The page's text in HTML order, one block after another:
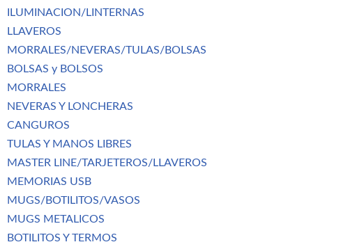
ILUMINACION/LINTERNAS
LLAVEROS
MORRALES/NEVERAS/TULAS/BOLSAS
BOLSAS y BOLSOS
MORRALES
NEVERAS Y LONCHERAS
CANGUROS
TULAS Y MANOS LIBRES
MASTER LINE/TARJETEROS/LLAVEROS
MEMORIAS USB
MUGS/BOTILITOS/VASOS
MUGS METALICOS
BOTILITOS Y TERMOS